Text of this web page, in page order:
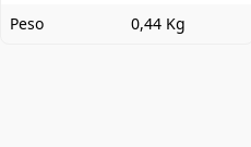
Peso
0,44 Kg